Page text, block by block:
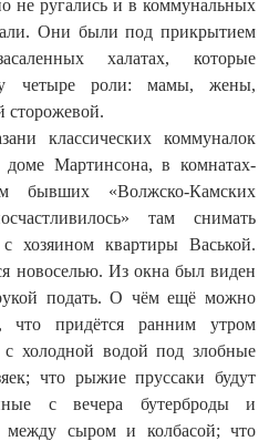
не ругались и в коммунальных
Они были под прикрытием
халатах, которые
четыре роли: мамы, жены,
сторожевой.
классических коммуналок
доме Мартинсона, в комнатах-
бывших «Волжско-Камских
там снимать
хозяином квартиры Васькой.
новоселью. Из окна был виден
подать. О чём ещё можно
придётся ранним утром
холодной водой под злобные
что рыжие пруссаки будут
с вечера бутерброды и
между сыром и колбасой; что